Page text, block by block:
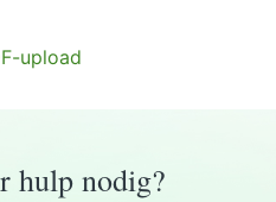
upload
hulp nodig?